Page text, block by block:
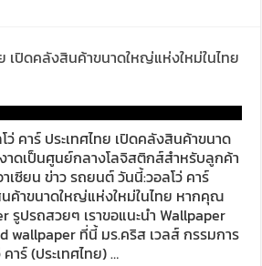
เปิดคลังสินค้าขนาดใหญ่แห่งใหม่ในไทย
ว่ คาร์ ประเทศไทย เปิดคลังสินค้าขนาด
าดเป็นศูนย์กลางโลจิสติกส์สำหรับลูกค้า
เซียน ข่าว รถยนต์ วันนี้:วอลโว่ คาร์
นค้าขนาดใหญ่แห่งใหม่ในไทย หากคุณ
รูปรถสวยๆ เราขอแนะนำ Wallpaper
wallpaper ที่นี้ มร.คริส เวลส์ กรรมการ
าร์ (ประเทศไทย) …